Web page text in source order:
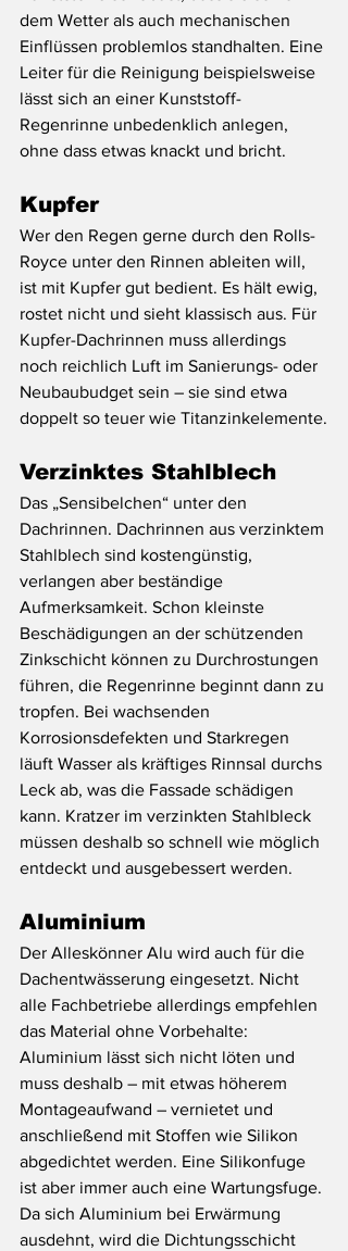
dem Wetter als auch mechanischen
Einflüssen problemlos standhalten. Eine
Leiter für die Reinigung beispielsweise
lässt sich an einer Kunststoff-
Regenrinne unbedenklich anlegen,
ohne dass etwas knackt und bricht.
Kupfer
Wer den Regen gerne durch den Rolls-
Royce unter den Rinnen ableiten will,
ist mit Kupfer gut bedient. Es hält ewig,
rostet nicht und sieht klassisch aus. Für
Kupfer-Dachrinnen muss allerdings
noch reichlich Luft im Sanierungs- oder
Neubaubudget sein – sie sind etwa
doppelt so teuer wie Titanzinkelemente.
Verzinktes Stahlblech
Das „Sensibelchen“ unter den
Dachrinnen. Dachrinnen aus verzinktem
Stahlblech sind kostengünstig,
verlangen aber beständige
Aufmerksamkeit. Schon kleinste
Beschädigungen an der schützenden
Zinkschicht können zu Durchrostungen
führen, die Regenrinne beginnt dann zu
tropfen. Bei wachsenden
Korrosionsdefekten und Starkregen
läuft Wasser als kräftiges Rinnsal durchs
Leck ab, was die Fassade schädigen
kann. Kratzer im verzinkten Stahlbleck
müssen deshalb so schnell wie möglich
entdeckt und ausgebessert werden.
Aluminium
Der Alleskönner Alu wird auch für die
Dachentwässerung eingesetzt. Nicht
alle Fachbetriebe allerdings empfehlen
das Material ohne Vorbehalte:
Aluminium lässt sich nicht löten und
muss deshalb – mit etwas höherem
Montageaufwand – vernietet und
anschließend mit Stoffen wie Silikon
abgedichtet werden. Eine Silikonfuge
ist aber immer auch eine Wartungsfuge.
Da sich Aluminium bei Erwärmung
ausdehnt, wird die Dichtungsschicht